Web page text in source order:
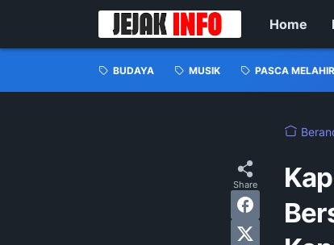
Home
BUDAYA MUSIK PASCA